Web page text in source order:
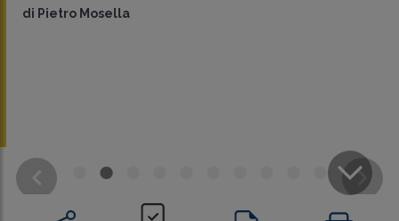
CONDIVIDI
Pietro Mosella